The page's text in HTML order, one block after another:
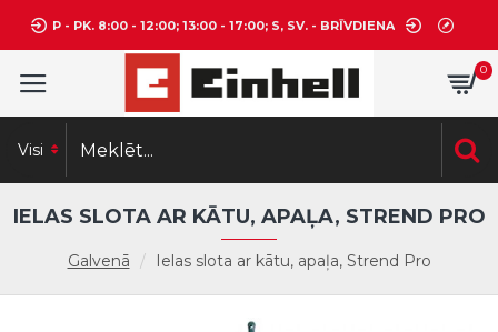
P - PK. 8:00 - 12:00; 13:00 - 17:00; S, SV. - BRĪVDIENA
0
Visi
Galvenā Ielas slota ar kātu, apaļa, Strend Pro
IELAS SLOTA AR KĀTU, APAĻA, STREND PRO